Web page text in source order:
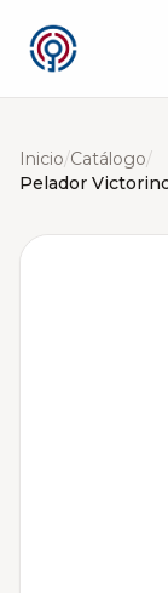
Inicio/Catálogo/